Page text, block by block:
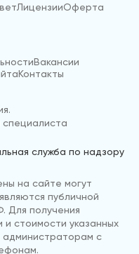
ЛицензииОферта
Вакансии
Контакты
специалиста
служба по надзору
на сайте могут
публичной
Для получения
стоимости указанных
администраторам с